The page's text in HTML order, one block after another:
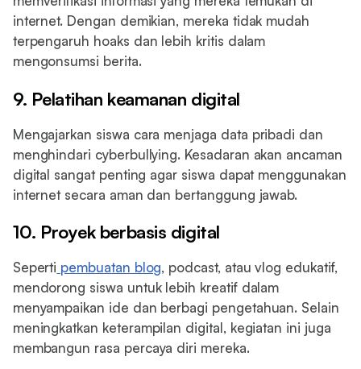
internet. Dengan demikian, mereka tidak mudah
terpengaruh hoaks dan lebih kritis dalam
mengonsumsi berita.
9. Pelatihan keamanan digital
Mengajarkan siswa cara menjaga data pribadi dan
menghindari cyberbullying. Kesadaran akan ancaman
digital sangat penting agar siswa dapat menggunakan
internet secara aman dan bertanggung jawab.
10. Proyek berbasis digital
Seperti pembuatan blog, podcast, atau vlog edukatif,
mendorong siswa untuk lebih kreatif dalam
menyampaikan ide dan berbagi pengetahuan. Selain
meningkatkan keterampilan digital, kegiatan ini juga
membangun rasa percaya diri mereka.